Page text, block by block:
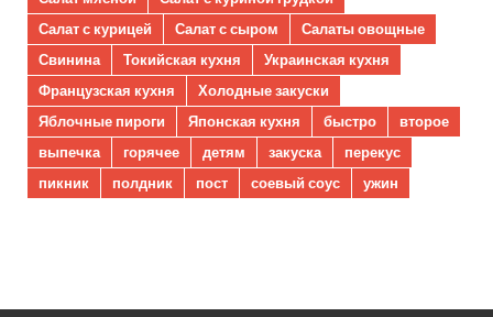
Салат с курицей
Салат с сыром
Салаты овощные
Свинина
Токийская кухня
Украинская кухня
Французская кухня
Холодные закуски
Яблочные пироги
Японская кухня быстро
второе
выпечка
горячее детям закуска
перекус
пикник
полдник пост соевый соус ужин